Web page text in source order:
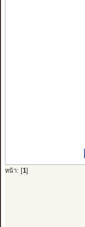
หน้า: [ 1]